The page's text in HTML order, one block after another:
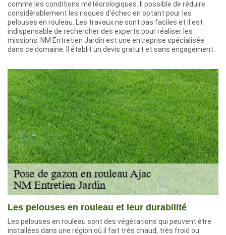
comme les conditions météorologiques. Il possible de réduire
considérablement les risques d'échec en optant pour les
pelouses en rouleau. Les travaux ne sont pas faciles et il est
indispensable de rechercher des experts pour réaliser les
missions. NM Entretien Jardin est une entreprise spécialisée
dans ce domaine. Il établit un devis gratuit et sans engagement.
Les pelouses en rouleau et leur durabilité
Les pelouses en rouleau sont des végétations qui peuvent être
installées dans une région où il fait très chaud, très froid ou